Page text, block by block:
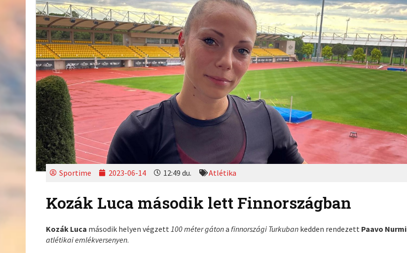
Sportime 2023-06-14 12:49 du. Atlétika
Kozák Luca második lett Finnországban
Kozák Luca második helyen végzett 100 méter gátona finnországi Turkuban kedden rendezett Paavo Nurmi
atlétikai emlékversenyen.